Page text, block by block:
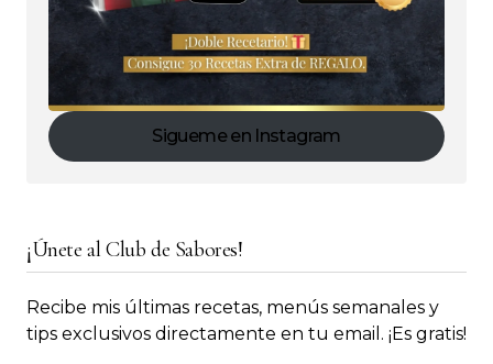
Sigueme en Instagram
¡Únete al Club de Sabores!
Recibe mis últimas recetas, menús semanales y
tips exclusivos directamente en tu email. ¡Es gratis!